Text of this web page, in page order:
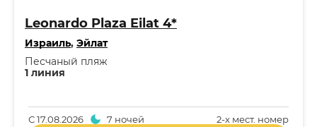
Leonardo Plaza Eilat 4*
Израиль, Эйлат
1 линия
Песчаный пляж
2-x мест. номер
С17.08.2026 7 ночей